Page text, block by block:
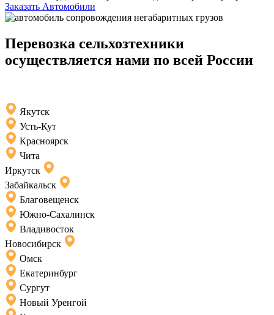
Заказать Автомобили
Перевозка сельхозтехники
осуществляется нами по всей России
Якутск
Усть-Кут
Красноярск
Чита
Иркутск
Забайкальск
Благовещенск
Южно-Сахалинск
Владивосток
Новосибирск
Омск
Екатеринбург
Сургут
Новый Уренгой